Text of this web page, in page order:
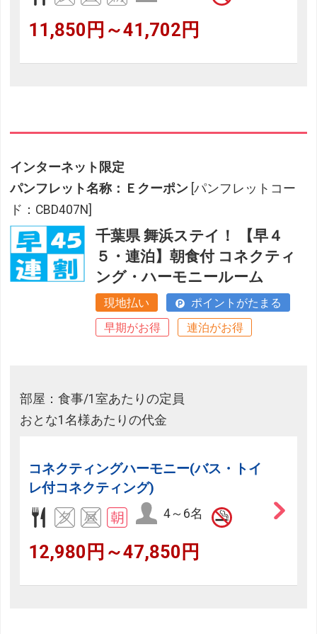
11,850円～41,702円
インターネット限定
パンフレット名称：Ｅクーポン [パンフレットコー
ド：CBD407N]
千葉県 舞浜ステイ！ 【早４
５・連泊】朝食付 コネクティ
ング・ハーモニールーム
現地払い
ポイントがたまる
早期がお得
連泊がお得
部屋：食事/1室あたりの定員
おとな1名様あたりの代金
コネクティングハーモニー(バス・トイ
レ付コネクティング)
4～6名
12,980円～47,850円